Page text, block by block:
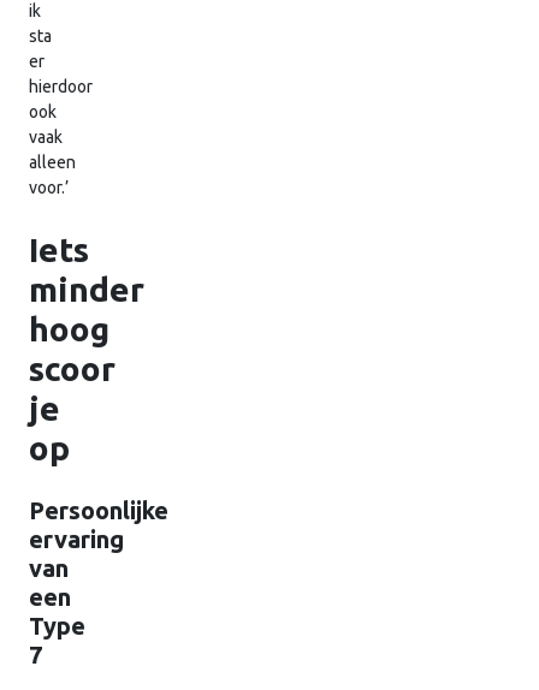
ik
sta
er
hierdoor
ook
vaak
alleen
voor.’
Iets
minder
hoog
scoor
je
op
Persoonlijke
ervaring
van
een
Type
7